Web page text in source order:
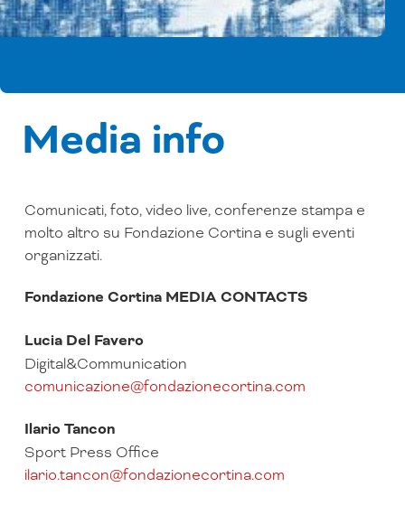
Media info
Comunicati, foto, video live, conferenze stampa e
molto altro su Fondazione Cortina e sugli eventi
organizzati.
Fondazione Cortina MEDIA CONTACTS
Lucia Del Favero
Digital&Communication
comunicazione@fondazionecortina.com
Ilario Tancon
Sport Press Office
ilario.tancon@fondazionecortina.com